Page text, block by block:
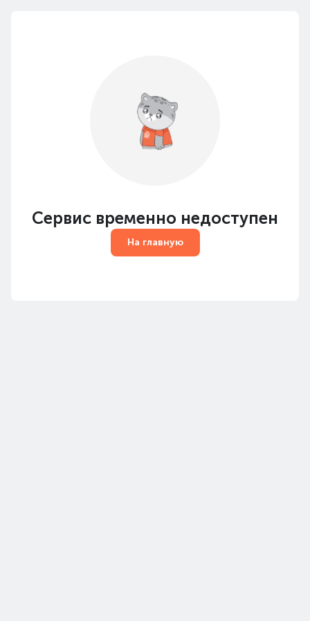
Сервис временно недоступен
На главную